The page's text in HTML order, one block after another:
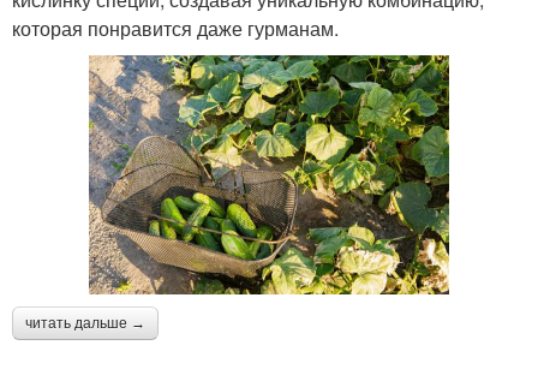
которая понравится даже гурманам.
читать дальше →